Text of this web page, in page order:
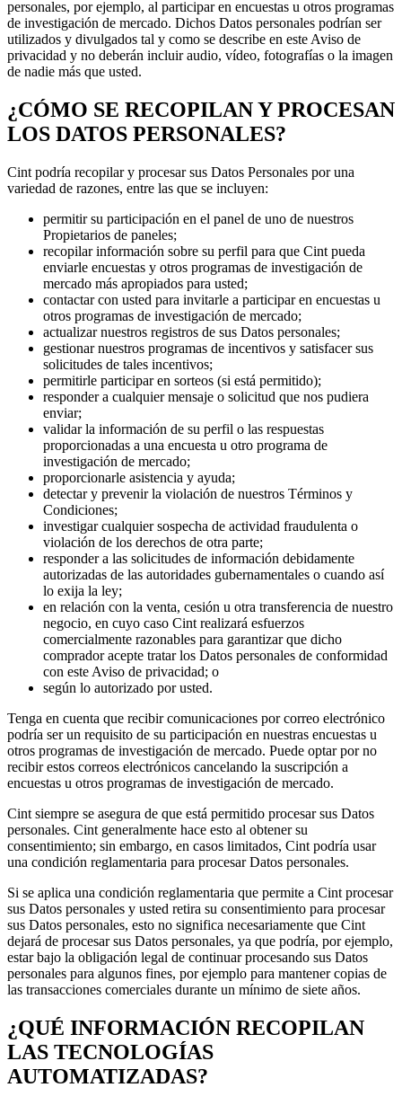
personales, por ejemplo, al participar en encuestas u otros programas
de investigación de mercado. Dichos Datos personales podrían ser
utilizados y divulgados tal y como se describe en este Aviso de
privacidad y no deberán incluir audio, vídeo, fotografías o la imagen
de nadie más que usted.
¿CÓMO SE RECOPILAN Y PROCESAN
LOS DATOS PERSONALES?
Cint podría recopilar y procesar sus Datos Personales por una
variedad de razones, entre las que se incluyen:
permitir su participación en el panel de uno de nuestros
Propietarios de paneles;
recopilar información sobre su perfil para que Cint pueda
enviarle encuestas y otros programas de investigación de
mercado más apropiados para usted;
contactar con usted para invitarle a participar en encuestas u
otros programas de investigación de mercado;
actualizar nuestros registros de sus Datos personales;
gestionar nuestros programas de incentivos y satisfacer sus
solicitudes de tales incentivos;
permitirle participar en sorteos (si está permitido);
responder a cualquier mensaje o solicitud que nos pudiera
enviar;
validar la información de su perfil o las respuestas
proporcionadas a una encuesta u otro programa de
investigación de mercado;
proporcionarle asistencia y ayuda;
detectar y prevenir la violación de nuestros Términos y
Condiciones;
investigar cualquier sospecha de actividad fraudulenta o
violación de los derechos de otra parte;
responder a las solicitudes de información debidamente
autorizadas de las autoridades gubernamentales o cuando así
lo exija la ley;
en relación con la venta, cesión u otra transferencia de nuestro
negocio, en cuyo caso Cint realizará esfuerzos
comercialmente razonables para garantizar que dicho
comprador acepte tratar los Datos personales de conformidad
con este Aviso de privacidad; o
según lo autorizado por usted.
Tenga en cuenta que recibir comunicaciones por correo electrónico
podría ser un requisito de su participación en nuestras encuestas u
otros programas de investigación de mercado. Puede optar por no
recibir estos correos electrónicos cancelando la suscripción a
encuestas u otros programas de investigación de mercado.
Cint siempre se asegura de que está permitido procesar sus Datos
personales. Cint generalmente hace esto al obtener su
consentimiento; sin embargo, en casos limitados, Cint podría usar
una condición reglamentaria para procesar Datos personales.
Si se aplica una condición reglamentaria que permite a Cint procesar
sus Datos personales y usted retira su consentimiento para procesar
sus Datos personales, esto no significa necesariamente que Cint
dejará de procesar sus Datos personales, ya que podría, por ejemplo,
estar bajo la obligación legal de continuar procesando sus Datos
personales para algunos fines, por ejemplo para mantener copias de
las transacciones comerciales durante un mínimo de siete años.
¿QUÉ INFORMACIÓN RECOPILAN
LAS TECNOLOGÍAS
AUTOMATIZADAS?